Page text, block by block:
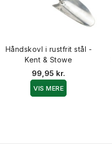
Håndskovl i rustfrit stål -
Kent & Stowe
99,95 kr.
VIS MERE